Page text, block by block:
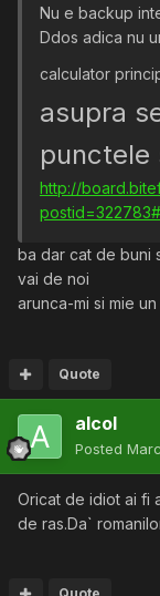
Nu e backup
Ddos adica nu
calculator
asupra
punctele
http://
ba dar cat de buni
vai de noi
arunca-mi si mie un
Quote
alcol
Posted
Oricat de idiot ai fi
de ras.Da`